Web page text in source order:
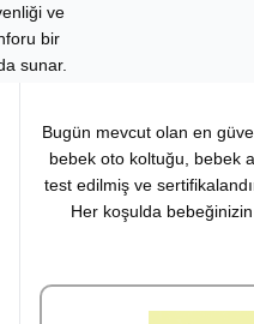
ve
bir
sunar.
Bugün mevcut olan en
bebek oto koltuğu, bebek
test edilmiş ve
Her koşulda